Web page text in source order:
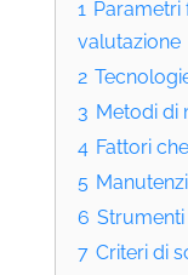
1 Parametri
valutazione
2
3 Metodi di
4 Fattori
5
6
7 Criteri di